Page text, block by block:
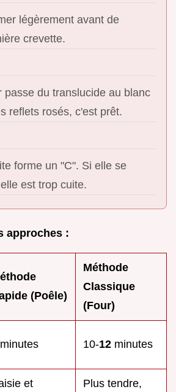
légèrement avant de
crevette.
passe du translucide au blanc
reflets rosés, c'est prêt.
forme un "C". Si elle se
est trop cuite.
approches :
(Poêle)
Méthode
Classique
(Four)
minutes 10-12 minutes
et
Plus tendre,